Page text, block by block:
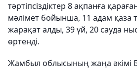
тәртіпсіздіктер 8 ақпанға
мәлімет бойынша, 11 адам қаза
жарақат алды, 39 үй, 20 сауда
өртенді.
Жамбыл облысының жаңа әкімі